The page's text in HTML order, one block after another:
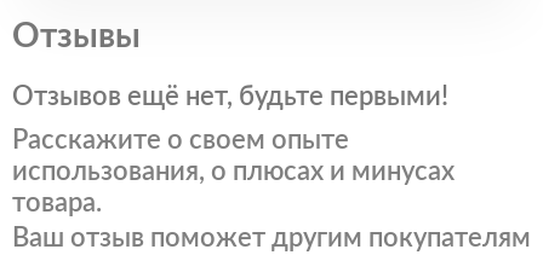
Отзывы
Отзывов ещё нет, будьте первыми!
Расскажите о своем опыте
использования, о плюсах и минусах
товара.
Ваш отзыв поможет другим покупателям